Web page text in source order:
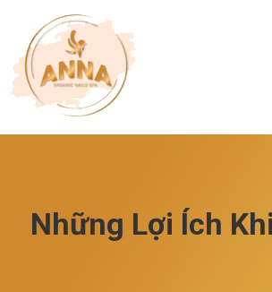
Những Lợi Ích